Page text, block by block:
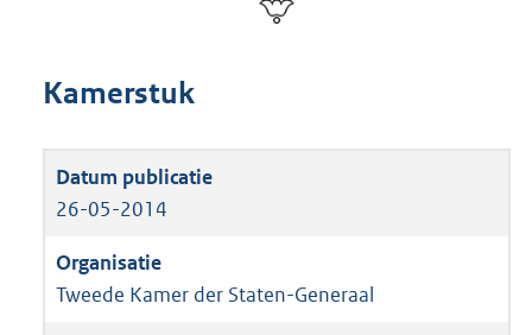
Kamerstuk
26-05-2014
Tweede Kamer der Staten-Generaal